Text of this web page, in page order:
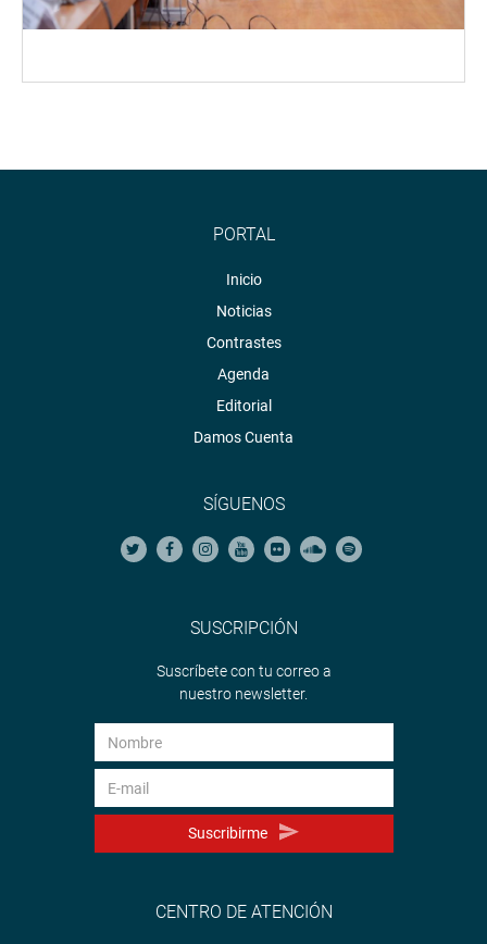
PORTAL
Inicio
Noticias
Contrastes
Agenda
Editorial
Damos Cuenta
SÍGUENOS
SUSCRIPCIÓN
Suscríbete con tu correo a
nuestro newsletter.
Suscribirme
CENTRO DE ATENCIÓN